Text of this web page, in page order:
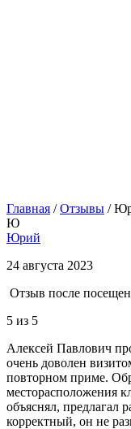
Главная /Отзывы /
Ю
Юрий
24 августа 2023
Отзыв после
5 из 5
Алексей Павлович
очень доволен
повторном приме.
месторасположения
объяснял, предлагал
корректный, он не